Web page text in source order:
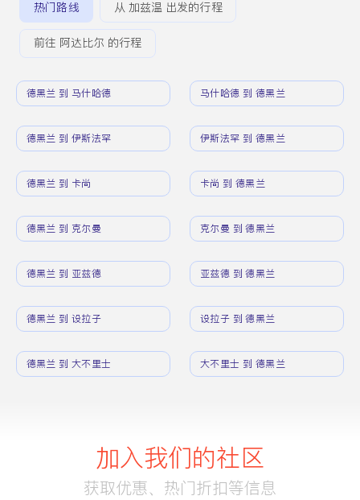
热门路线 从 加兹温 出发的行程
前往 阿达比尔 的行程
德黑兰 到 马什哈德 马什哈德 到 德黑兰
德黑兰 到 伊斯法罕 伊斯法罕 到 德黑兰
德黑兰 到 卡尚 卡尚 到 德黑兰
德黑兰 到 克尔曼 克尔曼 到 德黑兰
德黑兰 到 亚兹德 亚兹德 到 德黑兰
德黑兰 到 设拉子 设拉子 到 德黑兰
德黑兰 到 大不里士 大不里士 到 德黑兰
加入我们的社区
获取优惠、热门折扣等信息